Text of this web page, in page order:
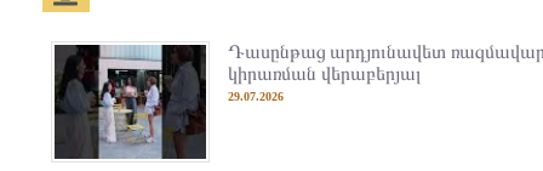
Դասընթաց արդյունավետ
կիրառման վերաբերյալ
29.07.2026